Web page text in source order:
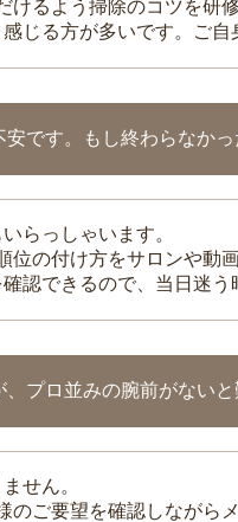
るよう掃除のコツを研
じる方が多いです。ご
です。もし終わらなか
らっしゃいます。
の付け方をサロンや動画
認できるので、当日迷う
プロ並みの腕前がない
せん。
ご要望を確認しながら